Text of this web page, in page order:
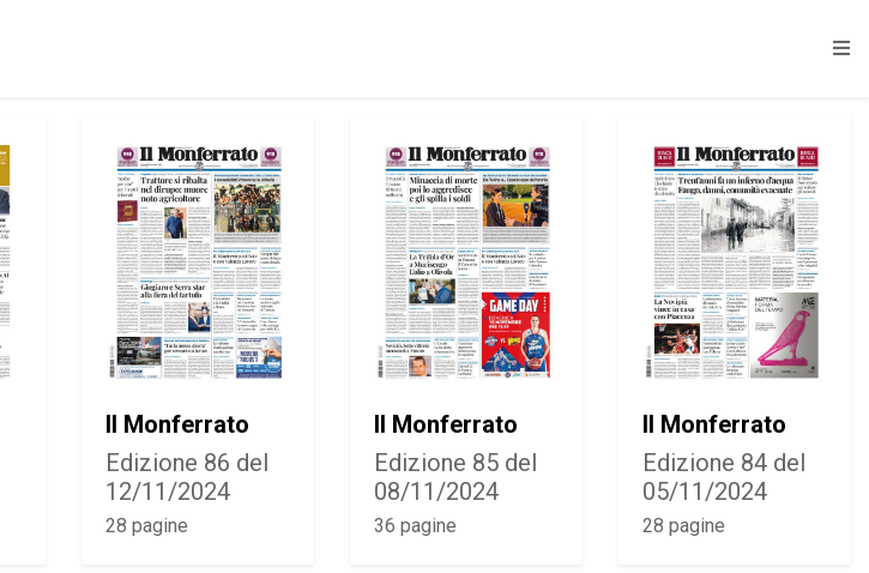
Il Monferrato
Edizione 86 del
12/11/2024
28 pagine
Il Monferrato
Edizione 85 del
08/11/2024
36 pagine
Il Monferrato
Edizione 84 del
05/11/2024
28 pagine